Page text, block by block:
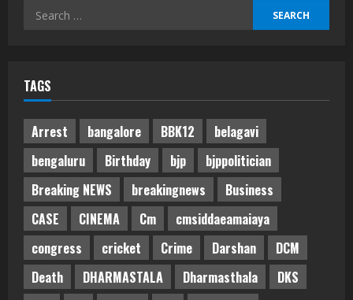
Search
TAGS
Arrest bangalore BBK12
belagavi
bengaluru
Birthday bjp
bjppolitician
Breaking NEWS
breakingnews
Business
CASE
CINEMA Cm
cmsiddaeamaiaya
congress
cricket Crime Darshan
DCM
Death
DHARMASTALA Dharmasthala
DKS